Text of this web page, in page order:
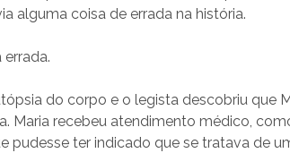
alguma coisa de errada na história.
errada.
do corpo e o legista descobriu que
Maria recebeu atendimento médico,
pudesse ter indicado que se tratava de